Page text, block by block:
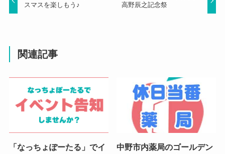
スマスを楽しもう♪
高野辰之記念祭
関連記事
「なっちょぽーたる」でイ
中野市内薬局のゴールデン